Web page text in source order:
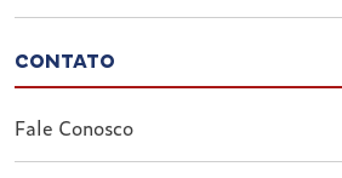
CONTATO
Fale Conosco